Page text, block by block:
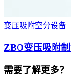
变压吸附空分设备
ZBO变压吸附
需要了解更多？